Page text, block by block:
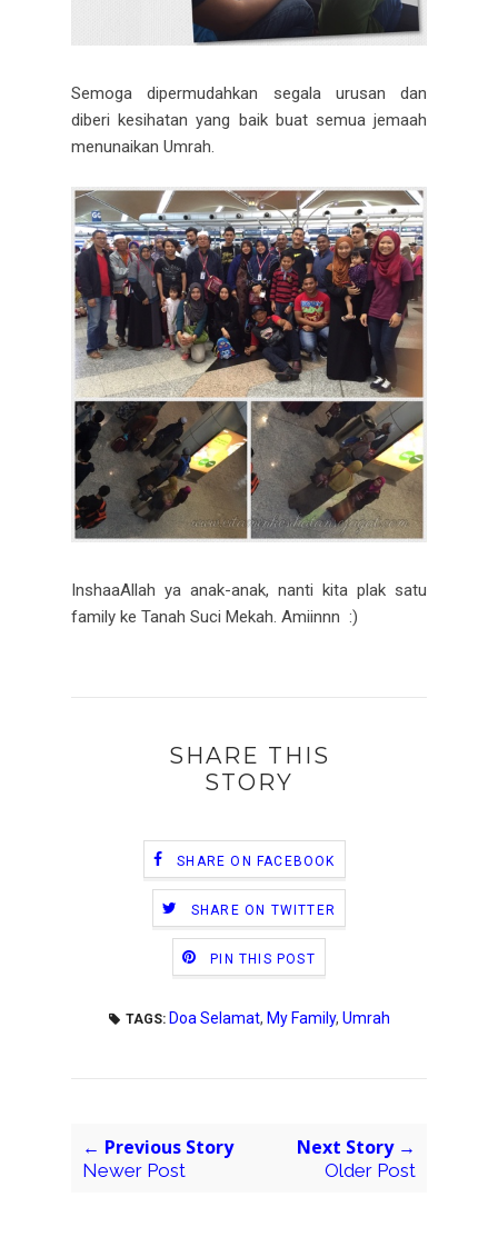
Semoga dipermudahkan segala urusan dan
diberi kesihatan yang baik buat semua jemaah
menunaikan Umrah.
InshaaAllah ya anak-anak, nanti kita plak satu
family ke Tanah Suci Mekah. Amiinnn :)
SHARE THIS
STORY
SHARE ON FACEBOOK
SHARE ON TWITTER
PIN THIS POST
TAGS: Doa Selamat, My Family, Umrah
← Previous Story
Newer Post
Next Story →
Older Post